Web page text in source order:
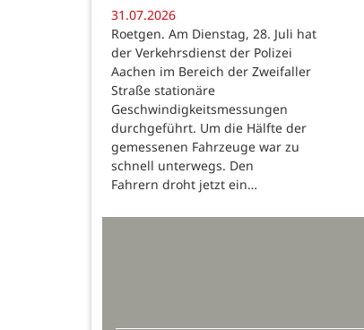
31.07.2026
Roetgen. Am Dienstag, 28. Juli hat
der Verkehrsdienst der Polizei
Aachen im Bereich der Zweifaller
Straße stationäre
Geschwindigkeitsmessungen
durchgeführt. Um die Hälfte der
gemessenen Fahrzeuge war zu
schnell unterwegs. Den
Fahrern droht jetzt ein…